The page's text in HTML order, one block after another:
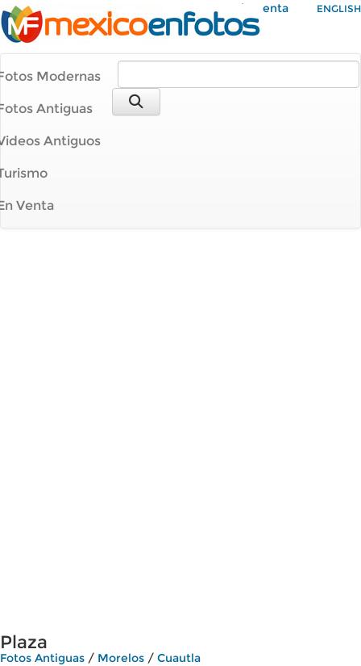
Mi Cuenta ENGLISH
Modernas
Antiguas
Antiguos
Venta
Plaza
Fotos Antiguas / Morelos / Cuautla